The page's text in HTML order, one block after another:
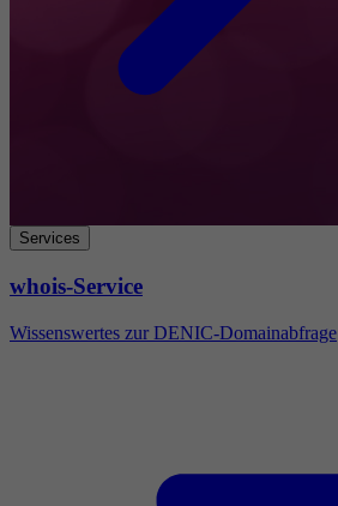
Services
whois-Service
Wissenswertes zur DENIC-Domainabfrage